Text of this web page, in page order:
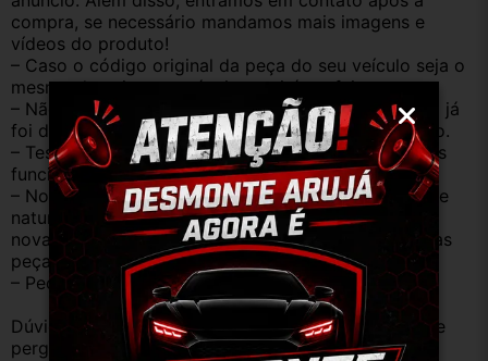
compra, se necessário mandamos mais imagens e
vídeos do produto!
– Caso o código original da peça do seu veículo seja o
mesmo descrito no anúncio servirá perfeitamente.
– Não temos informação sobre o KM, pois o veículo já
foi desmontado. No entanto, estão em ótimo estado.
– Testamos as peças antes de anunciar e enviar, elas
funcionam perfeitamente.
– Nossas peças são USADAS e apresentam desgaste
natural pelo tempo. Peças perfeitas são apenas as
novas e sem uso. No entanto, garantimos que nossas
peças estão em BOM ESTADO e foram testadas.
– Peças são ORIGINAIS USADAS.
Dúvidas sobre uso ou aplicação, utilizar o campo de
perguntas;